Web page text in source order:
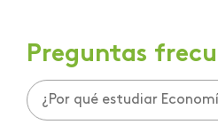
Preguntas
¿Por qué estudiar